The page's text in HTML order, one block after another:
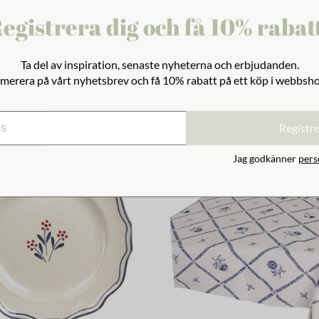
Vildblomma Grön Stor Skål Esther Vildblomma Grön
249 kr
dig och få 10%
Ta del av inspiration, senaste nyheterna och erbjudanden.
på vårt nyhetsbrev och få 10% rabatt på ett köp i
Jag godkänner